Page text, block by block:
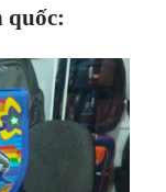
quốc: